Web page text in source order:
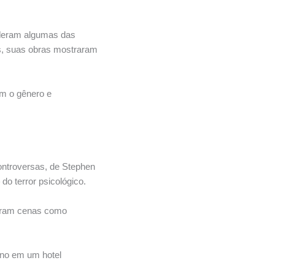
algumas das
suas obras mostraram
o gênero e
de Stephen
terror psicológico.
cenas como
em um hotel